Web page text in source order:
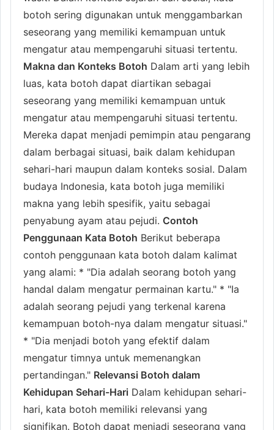
botoh sering digunakan untuk menggambarkan
seseorang yang memiliki kemampuan untuk
mengatur atau mempengaruhi situasi tertentu.
Makna dan Konteks Botoh Dalam arti yang lebih
luas, kata botoh dapat diartikan sebagai
seseorang yang memiliki kemampuan untuk
mengatur atau mempengaruhi situasi tertentu.
Mereka dapat menjadi pemimpin atau pengarang
dalam berbagai situasi, baik dalam kehidupan
sehari-hari maupun dalam konteks sosial. Dalam
budaya Indonesia, kata botoh juga memiliki
makna yang lebih spesifik, yaitu sebagai
penyabung ayam atau pejudi. Contoh
Penggunaan Kata Botoh Berikut beberapa
contoh penggunaan kata botoh dalam kalimat
yang alami: * "Dia adalah seorang botoh yang
handal dalam mengatur permainan kartu." * "Ia
adalah seorang pejudi yang terkenal karena
kemampuan botoh-nya dalam mengatur situasi."
* "Dia menjadi botoh yang efektif dalam
mengatur timnya untuk memenangkan
pertandingan." Relevansi Botoh dalam
Kehidupan Sehari-Hari Dalam kehidupan sehari-
hari, kata botoh memiliki relevansi yang
signifikan. Botoh dapat menjadi seseorang yang